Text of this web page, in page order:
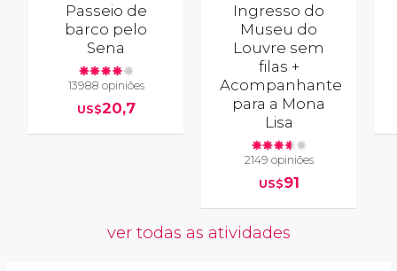
Passeio de
barco pelo
Sena
13988 opiniões
US$20,7
Ingresso do
Museu do
Louvre sem
filas +
Acompanhante
para a Mona
Lisa
2149 opiniões
US$91
ver todas as atividades